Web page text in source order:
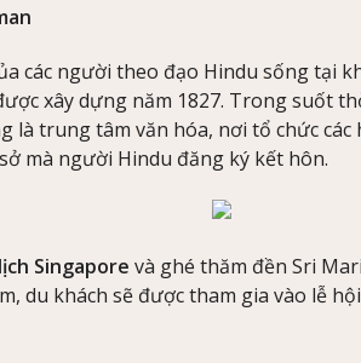
các người theo đạo Hindu sống tại
xây dựng năm 1827. Trong suốt
là trung tâm văn hóa, nơi tổ chức
mà người Hindu đăng ký kết hôn.
Singapore và ghé thăm đền Sri
du khách sẽ được tham gia vào lễ